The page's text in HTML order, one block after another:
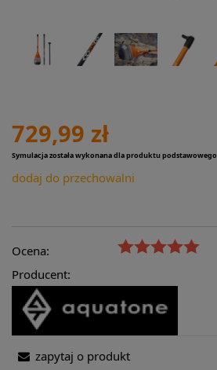
729,99 zł
Symulacja została wykonana dla produktu podstawowego
dodaj do przechowalni
Ocena:
Producent:
zapytaj o produkt